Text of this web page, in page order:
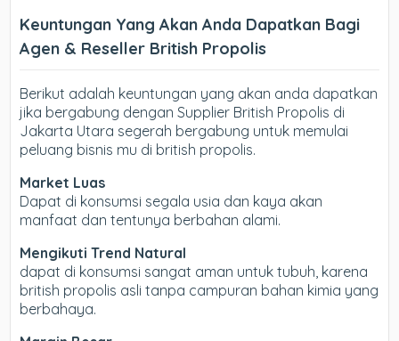
Keuntungan Yang Akan Anda Dapatkan Bagi
Agen & Reseller British Propolis
Berikut adalah keuntungan yang akan anda dapatkan
jika bergabung dengan Supplier British Propolis di
Jakarta Utara segerah bergabung untuk memulai
peluang bisnis mu di british propolis.
Market Luas
Dapat di konsumsi segala usia dan kaya akan
manfaat dan tentunya berbahan alami.
Mengikuti Trend Natural
dapat di konsumsi sangat aman untuk tubuh, karena
british propolis asli tanpa campuran bahan kimia yang
berbahaya.